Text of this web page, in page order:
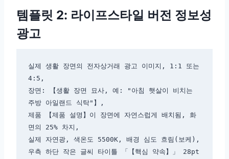
템플릿 2: 라이프스타일 버전 정보성
광고
실제 생활 장면의 전자상거래 광고 이미지, 1:1 또는
4:5,
장면: 【생활 장면 묘사, 예: "아침 햇살이 비치는
주방 아일랜드 식탁"】,
제품 【제품 설명】이 장면에 자연스럽게 배치됨, 화
면의 25% 차지,
실제 자연광, 색온도 5500K, 배경 심도 흐림(보케),
우측 하단 작은 글씨 타이틀 「【핵심 약속】」 28pt